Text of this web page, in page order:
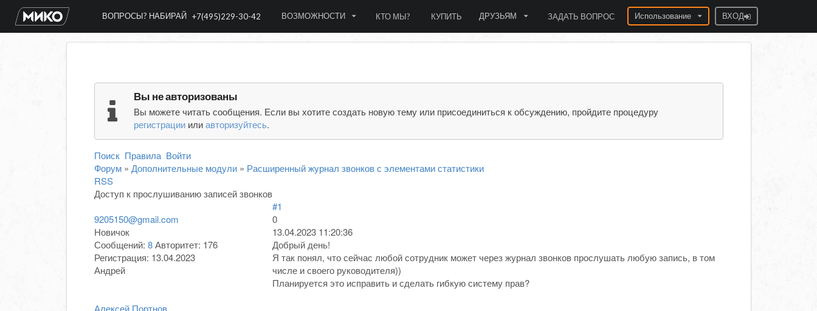
ВОПРОСЫ? НАБИРАЙ+7(495)229-30-42 ВОЗМОЖНОСТИ КТО МЫ? КУПИТЬ ДРУЗЬЯМ ЗАДАТЬ ВОПРОС Использование ВХОД
Вы не авторизованы
Вы можете читать сообщения. Если вы хотите создать новую тему или присоединиться к обсуждению, пройдите процедуру
регистрации илиавторизуйтесь.
Поиск Правила Войти
Форум » Дополнительные модули » Расширенный журнал звонков с элементами статистики
RSS
Доступ к прослушиванию записей звонков
9205150@gmail.com
Новичок
Сообщений: 8 Авторитет: 176
Регистрация: 13.04.2023
Андрей
#1
0
13.04.2023 11:20:36
Добрый день!
Я так понял, что сейчас любой сотрудник может через журнал звонков прослушать любую запись, в том
числе и своего руководителя))
Планируется это исправить и сделать гибкую систему прав?
Алексей Портнов